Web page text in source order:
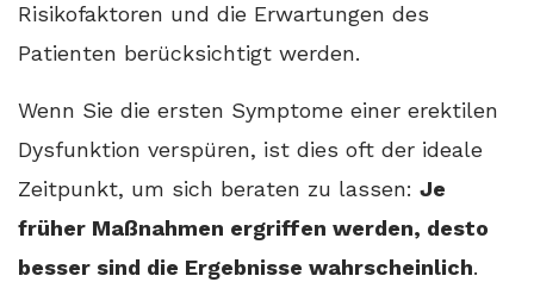
Risikofaktoren und die Erwartungen des
Patienten berücksichtigt werden.
Wenn Sie die ersten Symptome einer erektilen
Dysfunktion verspüren, ist dies oft der ideale
Zeitpunkt, um sich beraten zu lassen: Je
früher Maßnahmen ergriffen werden, desto
besser sind die Ergebnisse wahrscheinlich.